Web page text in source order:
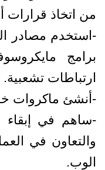
من اتخاذ قرارات
-استخدم مصادر
برامج
ارتباطات تشعبية.
-أنشئ ماكروات
-ساهم في إبقاء
والتعاون في
الوب.